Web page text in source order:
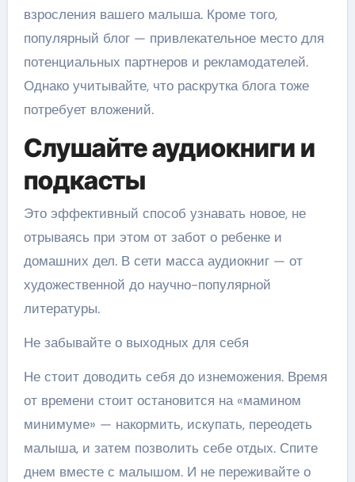
взросления вашего малыша. Кроме того,
популярный блог — привлекательное место для
потенциальных партнеров и рекламодателей.
Однако учитывайте, что раскрутка блога тоже
потребует вложений.
Слушайте аудиокниги и
подкасты
Это эффективный способ узнавать новое, не
отрываясь при этом от забот о ребенке и
домашних дел. В сети масса аудиокниг — от
художественной до научно-популярной
литературы.
Не забывайте о выходных для себя
Не стоит доводить себя до изнеможения. Время
от времени стоит остановится на «мамином
минимуме» — накормить, искупать, переодеть
малыша, и затем позволить себе отдых. Спите
днем вместе с малышом. И не переживайте о